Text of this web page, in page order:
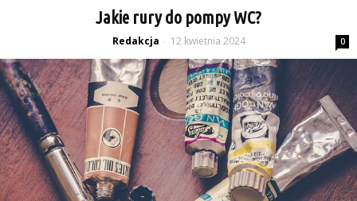
Jakie rury do pompy WC?
Redakcja - 12 kwietnia 2024 0